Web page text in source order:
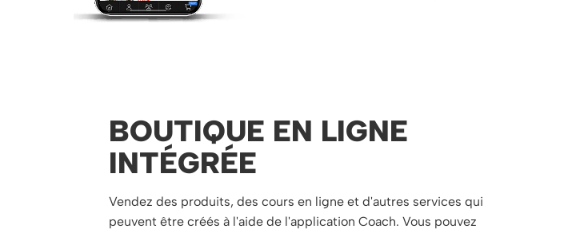
BOUTIQUE EN LIGNE
INTÉGRÉE
Vendez des produits, des cours en ligne et d'autres services qui
peuvent être créés à l'aide de l'application Coach. Vous pouvez